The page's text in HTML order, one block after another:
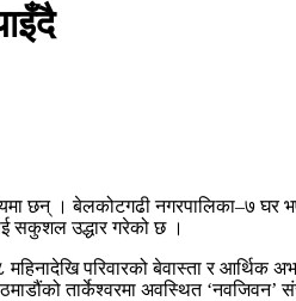
छन् । बेलकोटगढी नगरपालिका–७ घर
सकुशल उद्धार गरेको छ ।
परिवारको बेवास्ता र आर्थिक
तार्केश्वरमा अवस्थित ‘नवजिवन’